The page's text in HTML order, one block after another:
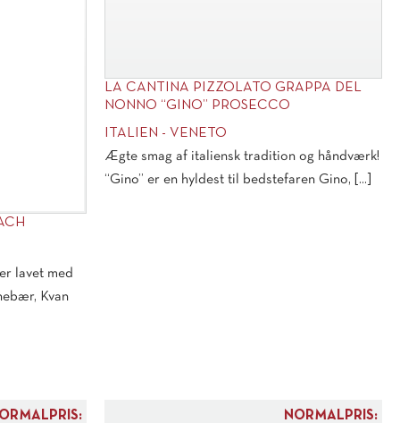
lavet med
Kvan
LA CANTINA PIZZOLATO GRAPPA DEL
NONNO “GINO” PROSECCO
ITALIEN - VENETO
Ægte smag af italiensk tradition og håndværk!
“Gino” er en hyldest til bedstefaren Gino, [...]
NORMALPRIS: